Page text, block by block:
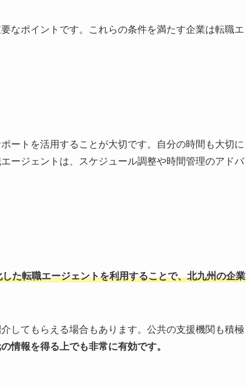
なポイントです。これらの条件を満たす企業は転職エ
ートを活用することが大切です。自分の時間も大切に
ージェントは、スケジュール調整や時間管理のアドバ
た転職エージェントを利用することで、北九州の企業
してもらえる場合もあります。公共の支援機関も積極
情報を得る上でも非常に有効です。